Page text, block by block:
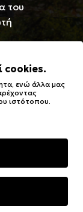
του
πλύσης,
cookies.
ενώ άλλα μας
ιστότοπου.